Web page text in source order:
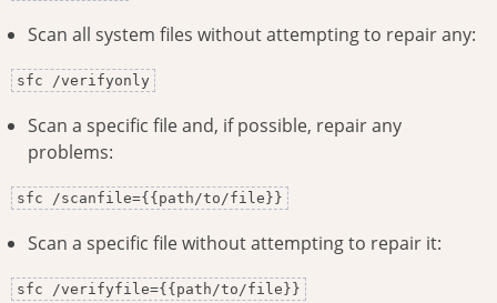
Scan all system files without attempting to repair any:
sfc /verifyonly
Scan a specific file and, if possible, repair any
problems:
sfc /scanfile={{path/to/file}}
Scan a specific file without attempting to repair it:
sfc /verifyfile={{path/to/file}}